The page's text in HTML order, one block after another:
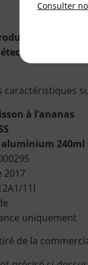
de
caractéristiques
à l’ananas
240ml
2017
11I
uniquement
de la
Consulter